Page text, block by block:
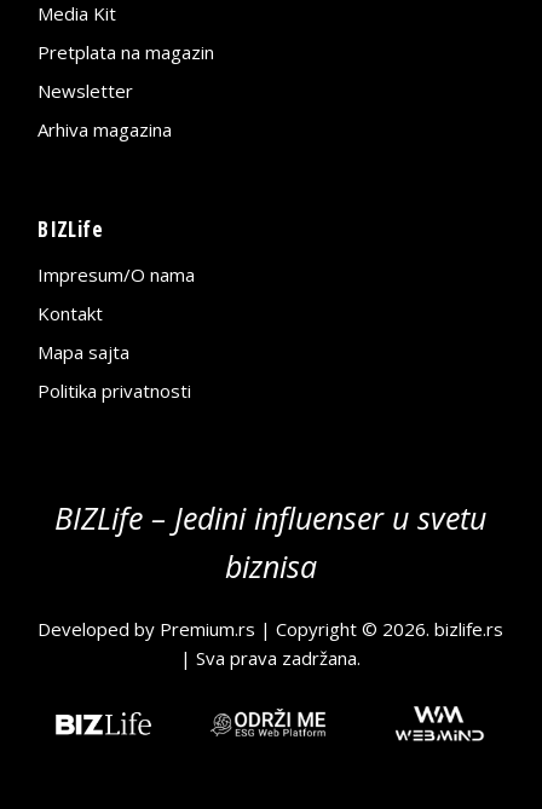
Media Kit
Pretplata na magazin
Newsletter
Arhiva magazina
BIZLife
Impresum/O nama
Kontakt
Mapa sajta
Politika privatnosti
BIZLife – Jedini influenser u svetu
biznisa
Developed by Premium.rs | Copyright © 2026.bizlife.rs
| Sva prava zadržana.